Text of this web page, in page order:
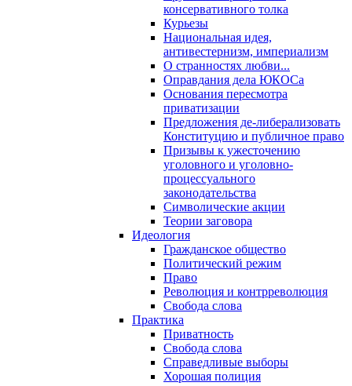
консервативного толка
Курьезы
Национальная идея,
антивестернизм, империализм
О странностях любви...
Оправдания дела ЮКОСа
Основания пересмотра
приватизации
Предложения де-либерализовать
Конституцию и публичное право
Призывы к ужесточению
уголовного и уголовно-
процессуального
законодательства
Символические акции
Теории заговора
Идеология
Гражданское общество
Политический режим
Право
Революция и контрреволюция
Свобода слова
Практика
Приватность
Свобода слова
Справедливые выборы
Хорошая полиция